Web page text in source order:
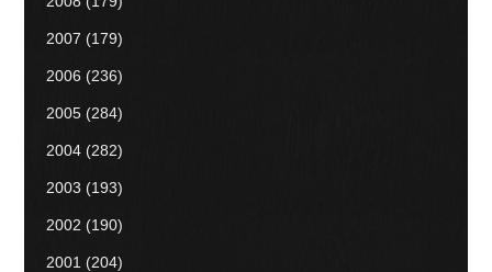
2007 (179)
2006 (236)
2005 (284)
2004 (282)
2003 (193)
2002 (190)
2001 (204)